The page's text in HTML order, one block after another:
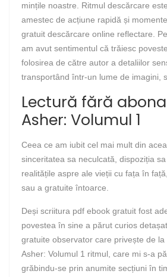
mințile noastre. Ritmul descărcare
amestec de acțiune rapidă și
gratuit descărcare online reflectare.
am avut sentimentul că trăiesc
folosirea de către autor a detaliilor
transportând într-un lume de imagini,
Lectură fără
Asher: Volumul 1
Ceea ce am iubit cel mai mult din
sinceritatea sa neculcată, dispoziția
realitățile aspre ale vieții cu fața în
sau a gratuite întoarce.
Deși scriitura pdf ebook gratuit fost
povestea în sine a părut curios
gratuite observator care privește de
Asher: Volumul 1 ritmul, care mi s-a
grăbindu-se prin anumite secțiuni în